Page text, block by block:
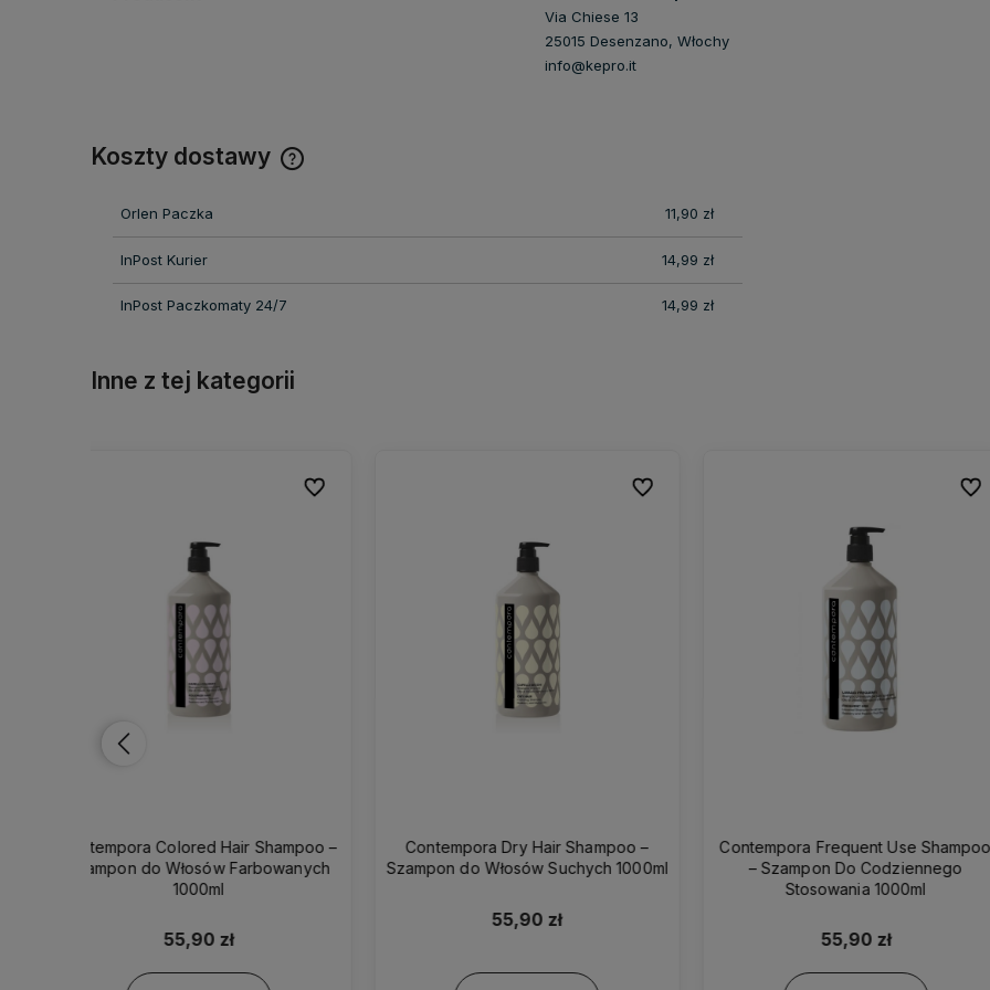
Via Chiese 13
25015 Desenzano, Włochy
info@kepro.it
Koszty dostawy
Orlen Paczka 11,90 zł
InPost Kurier 14,99 zł
InPost Paczkomaty 24/7 14,99 zł
Inne z tej kategorii
Contempora Dry Hair Shampoo –
Szampon do Włosów Suchych 1000ml
Contempora Frequent Use Shampoo
– Szampon Do Codziennego
Contempora Frequent Use
– Szampon Do
Stosowania 500ml
36,90 zł